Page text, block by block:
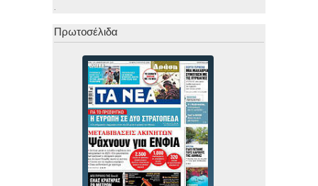
.
Πρωτοσέλιδα